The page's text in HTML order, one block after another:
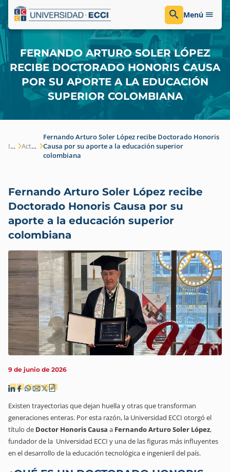
Menú
FERNANDO ARTURO SOLER LÓPEZ
RECIBE DOCTORADO HONORIS CAUSA
POR SU APORTE A LA EDUCACIÓN
SUPERIOR COLOMBIANA
Inicio Actualidad
Fernando Arturo Soler López recibe Doctorado Honoris
Causa por su aporte a la educación superior
colombiana
Fernando Arturo Soler López recibe
Doctorado Honoris Causa por su
aporte a la educación superior
colombiana
9 de junio de 2026
Existen trayectorias que dejan huella y otras que transforman
generaciones enteras. Por esta razón, la Universidad ECCI otorgó el
título de Doctor Honoris Causa a Fernando Arturo Soler López,
fundador de la Universidad ECCI y una de las figuras más influyentes
en el desarrollo de la educación tecnológica e ingenieril del país.